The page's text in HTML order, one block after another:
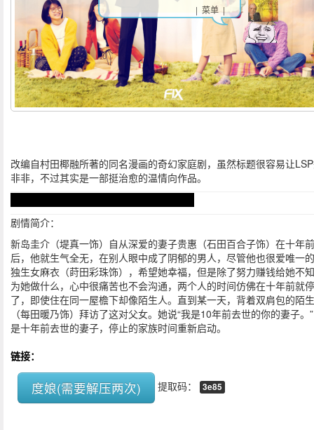
改编自村田椰融所著的同名漫画的奇幻家庭剧，虽然标题很容易让
非非，不过其实是一部挺治愈的温情向作品。
剧情简介：
新岛圭介（堤真一饰）自从深爱的妻子贵惠（石田百合子饰）在十年
后，他就生气全无，在别人眼中成了阴郁的男人，尽管他也很爱唯一
独生女麻衣（莳田彩珠饰），希望她幸福，但是除了努力赚钱给她不
为她做什么，心中很痛苦也不会沟通，两个人的时间仿佛在十年前就
了，即使住在同一屋檐下却像陌生人。直到某一天，背着双肩包的陌
（每田暖乃饰）拜访了这对父女。她说“我是10年前去世的你的妻子。
是十年前去世的妻子，停止的家族时间重新启动。
链接：
度娘(需要解压两次) 提取码： 3e85
| 菜单 |